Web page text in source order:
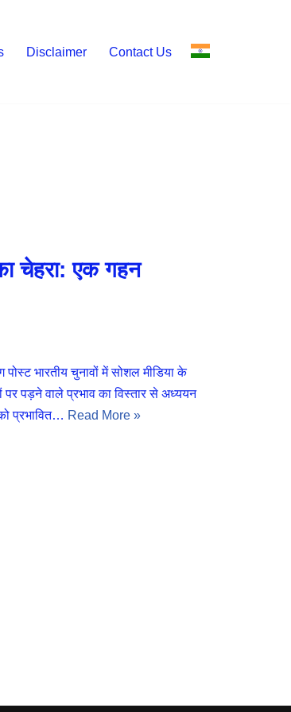
Disclaimer Contact Us
चेहरा: एक गहन
भारतीय चुनावों में सोशल मीडिया के
पर पड़ने वाले प्रभाव का विस्तार से अध्ययन
प्रभावित… Read More »